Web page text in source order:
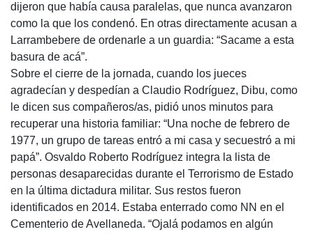
dijeron que había causa paralelas, que nunca avanzaron
como la que los condenó. En otras directamente acusan a
Larrambebere de ordenarle a un guardia: “Sacame a esta
basura de acá”.
Sobre el cierre de la jornada, cuando los jueces
agradecían y despedían a Claudio Rodríguez, Dibu, como
le dicen sus compañeros/as, pidió unos minutos para
recuperar una historia familiar: “Una noche de febrero de
1977, un grupo de tareas entró a mi casa y secuestró a mi
papá”. Osvaldo Roberto Rodríguez integra la lista de
personas desaparecidas durante el Terrorismo de Estado
en la última dictadura militar. Sus restos fueron
identificados en 2014. Estaba enterrado como NN en el
Cementerio de Avellaneda. “Ojalá podamos en algún